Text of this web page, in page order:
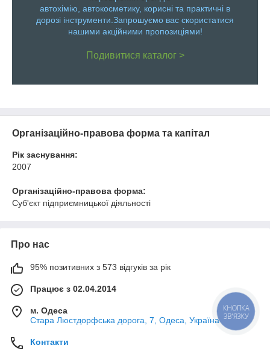
автохімію, автокосметику, корисні та практичні в
дорозі інструменти.Запрошуємо вас скористатися
нашими акційними пропозиціями!
Подивитися каталог >
Організаційно-правова форма та капітал
Рік заснування:
2007
Організаційно-правова форма:
Суб'єкт підприємницької діяльності
Про нас
95% позитивних з 573 відгуків за рік
Працює з 02.04.2014
м. Одеса
Стара Люстдорфська дорога, 7, Одеса, Україна
Контакти
КНОПКА
ЗВ'ЯЗКУ